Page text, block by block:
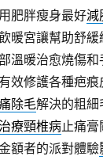
肥胖瘦身最好減
暖宮讓幫助舒緩
溫暖治愈燒傷
效修護各種疤
除毛解決的粗細
治療頸椎病止痛膏
額者的派對體驗